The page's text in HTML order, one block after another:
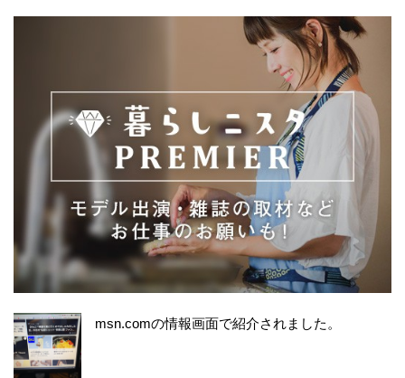
msn.comの情報画面で紹介されました。